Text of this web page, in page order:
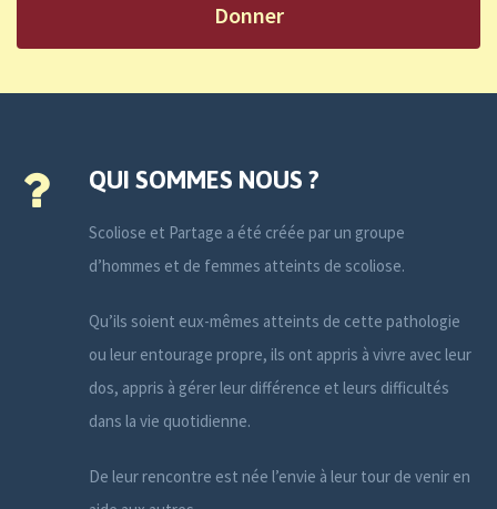
Donner
QUI SOMMES NOUS ?
Scoliose et Partage a été créée par un groupe
d’hommes et de femmes atteints de scoliose.
Qu’ils soient eux-mêmes atteints de cette pathologie
ou leur entourage propre, ils ont appris à vivre avec leur
dos, appris à gérer leur différence et leurs difficultés
dans la vie quotidienne.
De leur rencontre est née l’envie à leur tour de venir en